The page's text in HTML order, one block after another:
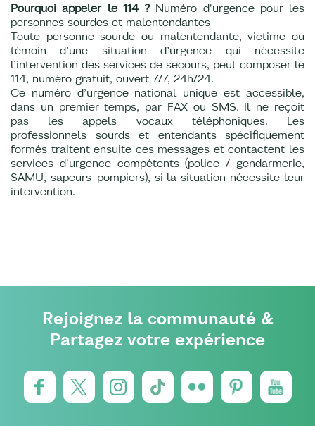
Pourquoi appeler le 114 ? Numéro d'urgence pour les
personnes sourdes et malentendantes
Toute personne sourde ou malentendante, victime ou
témoin d’une situation d’urgence qui nécessite
l’intervention des services de secours, peut composer le
114, numéro gratuit, ouvert 7/7, 24h/24.
Ce numéro d’urgence national unique est accessible,
dans un premier temps, par FAX ou SMS. Il ne reçoit
pas les appels vocaux téléphoniques. Les
professionnels sourds et entendants spécifiquement
formés traitent ensuite ces messages et contactent les
services d'urgence compétents (police / gendarmerie,
SAMU, sapeurs-pompiers), si la situation nécessite leur
intervention.
Rejoignez la communauté &
Partagez votre expérience